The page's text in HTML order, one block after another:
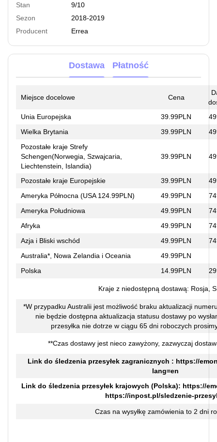
Stan
9/10
Sezon
2018-2019
Producent
Errea
Dostawa Płatność
Miejsce docelowe Cena
Unia Europejska
39.99PLN
Wielka Brytania
39.99PLN
Pozostałe kraje Strefy
Schengen(Norwegia, Szwajcaria,
Liechtenstein, Islandia)
39.99PLN
Pozostałe kraje Europejskie 39.99PLN
Ameryka Północna (USA 124.99PLN)
49.99PLN
Ameryka Południowa
49.99PLN
Afryka
49.99PLN
Azja i Bliski wschód
49.99PLN
Australia*, Nowa Zelandia i Oceania
49.99PLN
Polska
14.99PLN
Kraje z niedostępną dostawą: Rosja,
*W przypadku Australii jest możliwość braku aktualizacji
nie będzie dostępna aktualizacja statusu dostawy po
przesyłka nie dotrze w ciągu 65 dni roboczych
**Czas dostawy jest nieco zawyżony, zazwyczaj
Link do śledzenia przesyłek zagranicznych : https://
lang=en
Link do śledzenia przesyłek krajowych (Polska): https://
https://inpost.pl/sledzenie-
Czas na wysyłkę zamówienia to 2 dni